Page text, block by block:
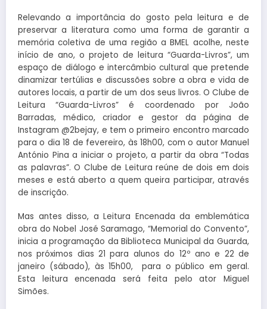
Relevando a importância do gosto pela leitura e de
preservar a literatura como uma forma de garantir a
memória coletiva de uma região a BMEL acolhe, neste
início de ano, o projeto de leitura “Guarda-Livros”, um
espaço de diálogo e intercâmbio cultural que pretende
dinamizar tertúlias e discussões sobre a obra e vida de
autores locais, a partir de um dos seus livros. O Clube de
Leitura “Guarda-Livros” é coordenado por João
Barradas, médico, criador e gestor da página de
Instagram @2bejay, e tem o primeiro encontro marcado
para o dia 18 de fevereiro, às 18h00, com o autor Manuel
António Pina a iniciar o projeto, a partir da obra “Todas
as palavras”. O Clube de Leitura reúne de dois em dois
meses e está aberto a quem queira participar, através
de inscrição.
Mas antes disso, a Leitura Encenada da emblemática
obra do Nobel José Saramago, “Memorial do Convento”,
inicia a programação da Biblioteca Municipal da Guarda,
nos próximos dias 21 para alunos do 12º ano e 22 de
janeiro (sábado), às 15h00, para o público em geral.
Esta leitura encenada será feita pelo ator Miguel
Simões.